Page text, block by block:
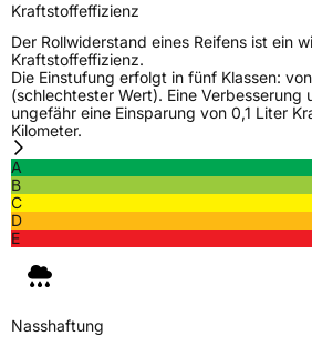
Kraftstoffeffizienz
Der Rollwiderstand eines Reifens ist ein
Kraftstoffeffizienz.
Die Einstufung erfolgt in fünf Klassen:
(schlechtester Wert). Eine Verbesserung
ungefähr eine Einsparung von 0,1 Liter
Kilometer.
A
B
C
D
E
Nasshaftung